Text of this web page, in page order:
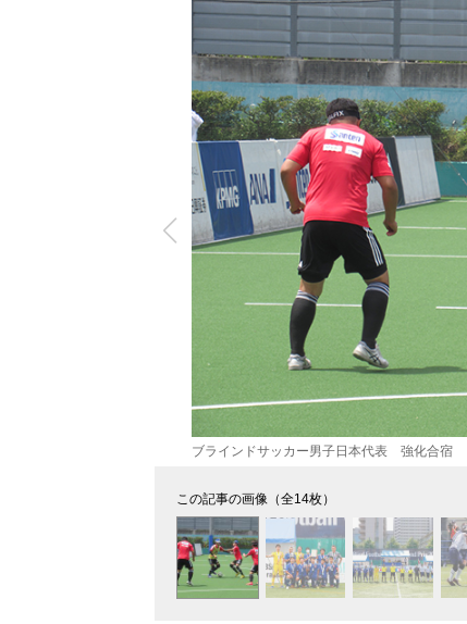
ブラインドサッカー男子日本代表 強化合宿
この記事の画像（全14枚）